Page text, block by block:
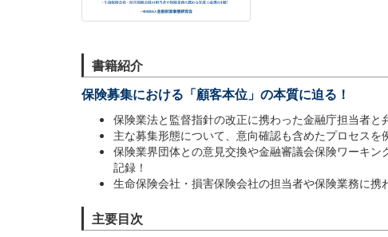
書籍紹介
保険募集における「顧客本位」の本質に迫る！
保険業法と監督指針の改正に携わった金融庁担当者と
主な募集形態について、意向確認も含めたプロセスを
保険業界団体との意見交換や金融審議会保険ワーキ
記録！
生命保険会社・損害保険会社の担当者や保険業務に携
主要目次